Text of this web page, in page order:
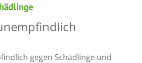
gegen Schädlinge und